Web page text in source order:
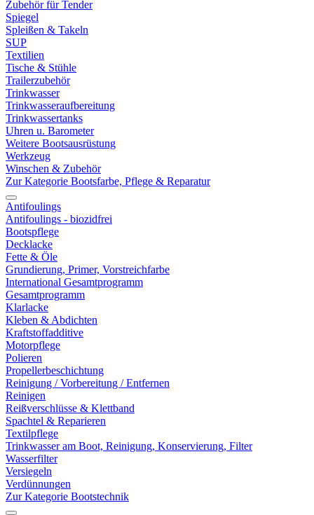
Zubehör für Tender
Spiegel
Spleißen & Takeln
SUP
Textilien
Tische & Stühle
Trailerzubehör
Trinkwasser
Trinkwasseraufbereitung
Trinkwassertanks
Uhren u. Barometer
Weitere Bootsausrüstung
Werkzeug
Winschen & Zubehör
Zur Kategorie Bootsfarbe, Pflege & Reparatur
Antifoulings
Antifoulings - biozidfrei
Bootspflege
Decklacke
Fette & Öle
Grundierung, Primer, Vorstreichfarbe
International Gesamtprogramm
Gesamtprogramm
Klarlacke
Kleben & Abdichten
Kraftstoffadditive
Motorpflege
Polieren
Propellerbeschichtung
Reinigung / Vorbereitung / Entfernen
Reinigen
Reißverschlüsse & Klettband
Spachtel & Reparieren
Textilpflege
Trinkwasser am Boot, Reinigung, Konservierung, Filter
Wasserfilter
Versiegeln
Verdünnungen
Zur Kategorie Bootstechnik